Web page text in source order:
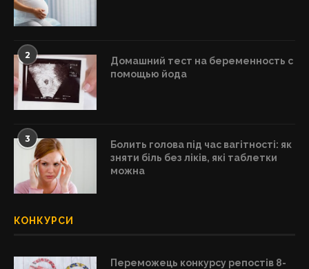
2
Домашний тест на беременность с
помощью йода
3
Болить голова під час вагітності: як
зняти біль без ліків, які таблетки
можна
КОНКУРСИ
Переможець конкурсу репостів 8-